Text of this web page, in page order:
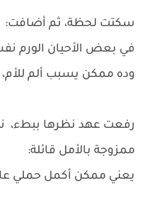
سكتت لحظة، ثم أضافت:
في بعض الأحيان الورم
وده ممكن يسبب ألم
رفعت عهد نظرها ببطء،
ممزوجة بالأمل قائلة:
يعني ممكن أكمل حملي